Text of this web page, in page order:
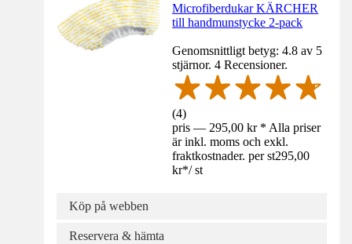
Microfiberdukar KÄRCHER
till handmunstycke 2-pack
Genomsnittligt betyg: 4.8 av 5
stjärnor. 4 Recensioner.
(4)
pris — 295,00 kr * Alla priser
är inkl. moms och exkl.
fraktkostnader. per st295,00
kr*/ st
Köp på webben
Reservera & hämta